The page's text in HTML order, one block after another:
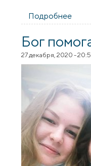
Подробнее
Бог
27 декабря, 2020 -